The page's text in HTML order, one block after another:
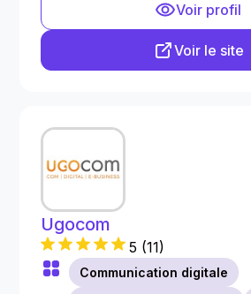
Voir profil
Voir le site
Ugocom
5 (11)
Communication digitale